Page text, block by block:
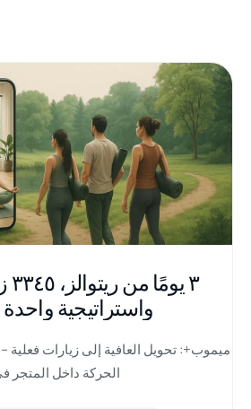
٣
واستراتيجية
ميموب+: تحويل العافية إلى زيارات فعلية
الحركة داخل المتجر